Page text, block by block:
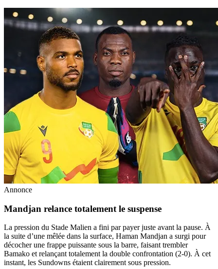
Annonce
Mandjan relance totalement le suspense
La pression du Stade Malien a fini par payer juste avant la pause. À
la suite d’une mêlée dans la surface, Haman Mandjan a surgi pour
décocher une frappe puissante sous la barre, faisant trembler
Bamako et relançant totalement la double confrontation (2-0). À cet
instant, les Sundowns étaient clairement sous pression.